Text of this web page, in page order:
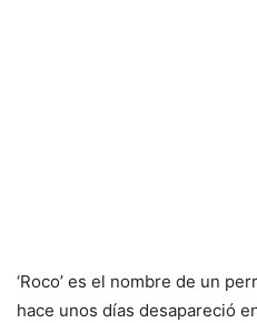
‘Roco’ es el nombre de un
hace unos días desapareció